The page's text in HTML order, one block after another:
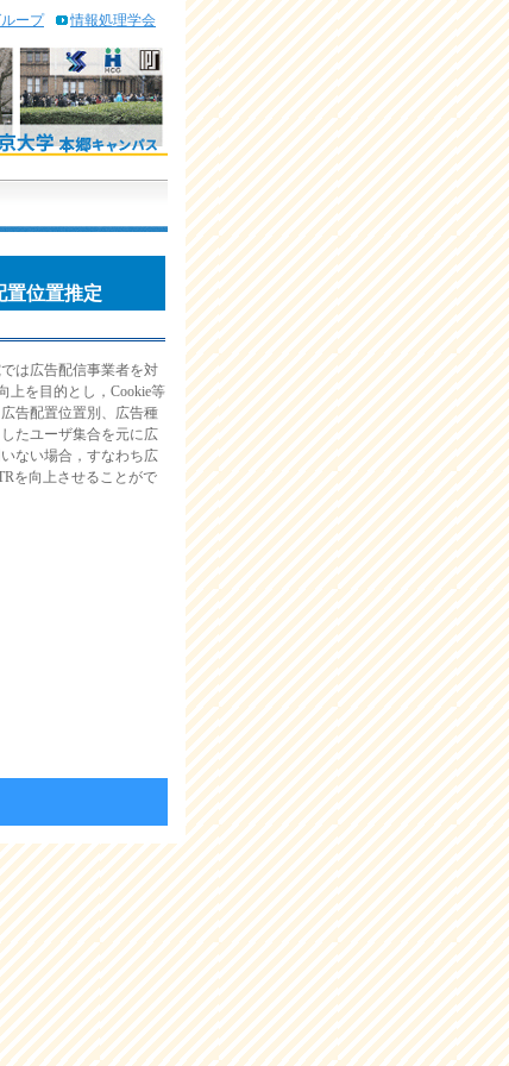
ープ 情報処理学会
置位置推定
は広告配信事業者を対
上を目的とし，Cookie等
告配置位置別、広告種
たユーザ集合を元に広
ない場合，すなわち広
を向上させることがで